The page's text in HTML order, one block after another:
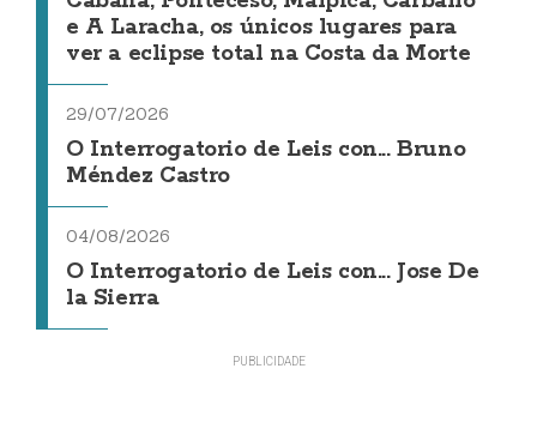
e A Laracha, os únicos lugares para
ver a eclipse total na Costa da Morte
29/07/2026
O Interrogatorio de Leis con... Bruno
Méndez Castro
04/08/2026
O Interrogatorio de Leis con... Jose De
la Sierra